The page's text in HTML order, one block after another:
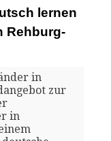
lernen
Rehburg-
in
zur
in